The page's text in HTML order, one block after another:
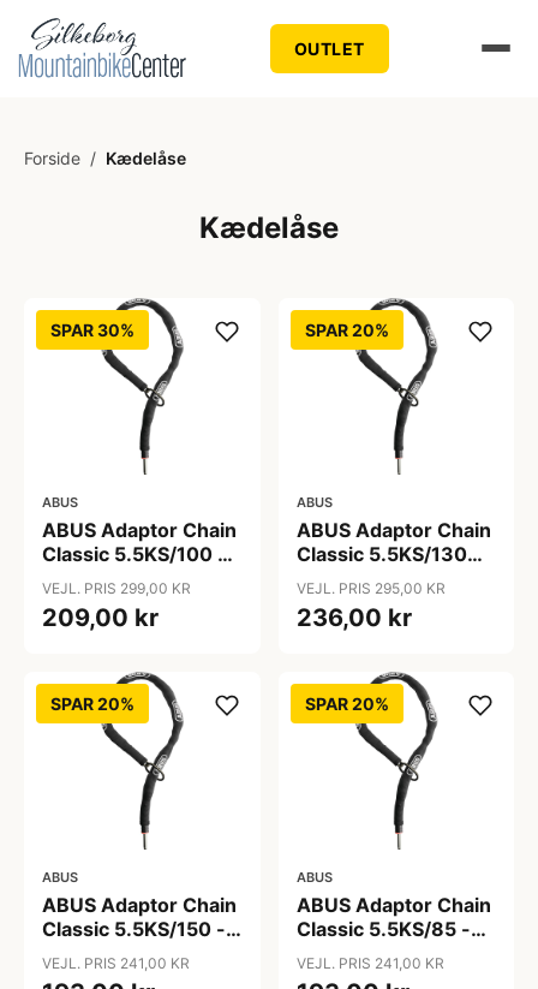
OUTLET
Forside / Kædelåse
Kædelåse
SPAR 30%
ABUS
ABUS Adaptor Chain
Classic 5.5KS/100 -
Kædelås - Sort
VEJL. PRIS 299,00 KR
209,00 kr
SPAR 20%
ABUS
ABUS Adaptor Chain
Classic 5.5KS/130
Sort - Cykellås
VEJL. PRIS 295,00 KR
236,00 kr
SPAR 20%
ABUS
ABUS Adaptor Chain
Classic 5.5KS/150 -
Kædelås - Sort
VEJL. PRIS 241,00 KR
SPAR 20%
ABUS
ABUS Adaptor Chain
Classic 5.5KS/85 -
Kædelås - Sort
VEJL. PRIS 241,00 KR